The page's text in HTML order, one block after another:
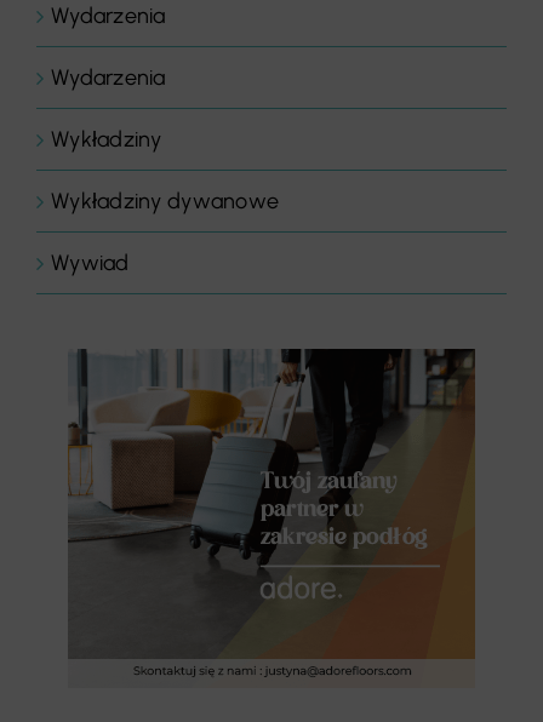
Wydarzenia
Wydarzenia
Wykładziny
Wykładziny dywanowe
Wywiad